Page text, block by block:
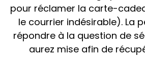
pour réclamer la carte-
le courrier indésirable). La
répondre à la question de
aurez mise afin de